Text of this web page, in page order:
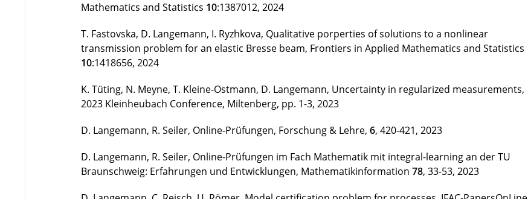
Mathematics and Statistics 10:1387012, 2024
T. Fastovska, D. Langemann, I. Ryzhkova, Qualitative porperties of solutions to a nonlinear
transmission problem for an elastic Bresse beam, Frontiers in Applied Mathematics and Statistics
10:1418656, 2024
K. Tüting, N. Meyne, T. Kleine-Ostmann, D. Langemann, Uncertainty in regularized measurements,
2023 Kleinheubach Conference, Miltenberg, pp. 1-3, 2023
D. Langemann, R. Seiler, Online-Prüfungen, Forschung & Lehre,6, 420-421, 2023
D. Langemann, R. Seiler, Online-Prüfungen im Fach Mathematik mit integral-learning an der TU
Braunschweig: Erfahrungen und Entwicklungen, Mathematikinformation78, 33-53, 2023